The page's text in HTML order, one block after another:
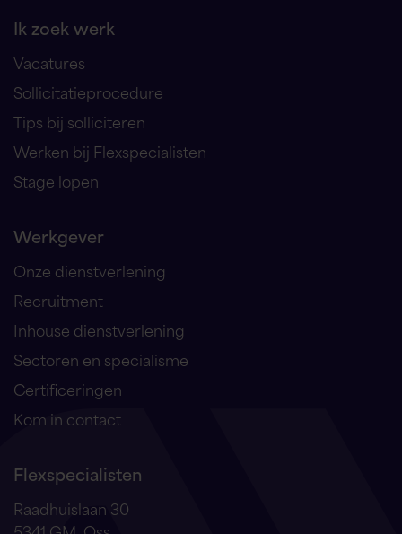
Ik zoek werk
Vacatures
Sollicitatieprocedure
Tips bij solliciteren
Werken bij Flexspecialisten
Stage lopen
Werkgever
Onze dienstverlening
Recruitment
Inhouse dienstverlening
Sectoren en specialisme
Certificeringen
Kom in contact
Flexspecialisten
Raadhuislaan 30